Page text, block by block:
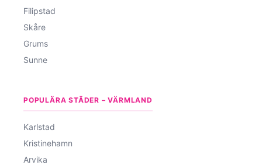
Filipstad
Skåre
Grums
Sunne
POPULÄRA STÄDER – VÄRMLAND
Karlstad
Kristinehamn
Arvika